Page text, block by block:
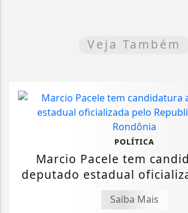
Veja Também
POLÍTICA
Marcio Pacele tem
deputado estadual
Saiba Mais